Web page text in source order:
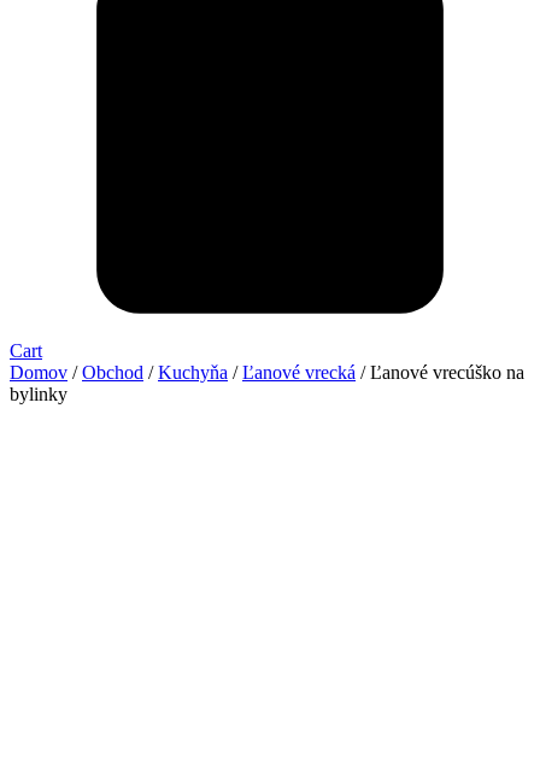
Cart
Domov /Obchod /Kuchyňa /Ľanové vrecká / Ľanové vrecúško na
bylinky